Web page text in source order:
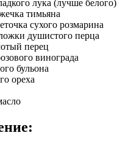
лука (лучше белого)
тимьяна
сухого розмарина
душистого перца
перец
винограда
бульона
ореха